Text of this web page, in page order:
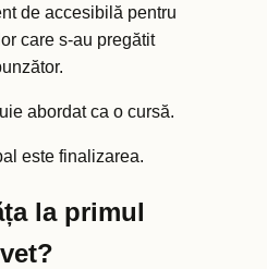
de accesibilă pentru
care s-au pregătit
abordat ca o cursă.
este finalizarea.
la primul